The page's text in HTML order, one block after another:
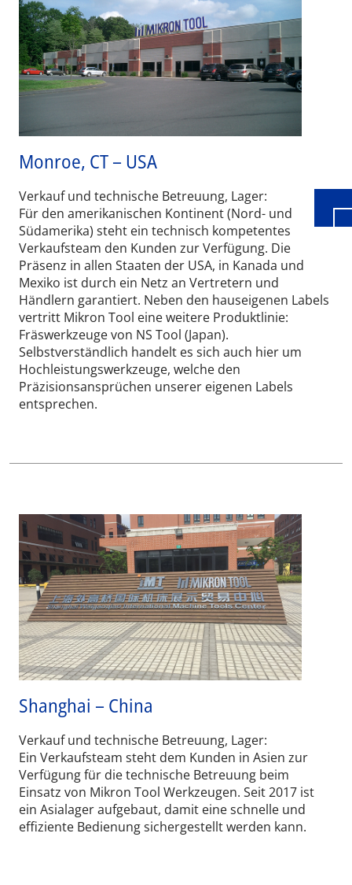
Monroe, CT – USA
Verkauf und technische Betreuung, Lager:
Für den amerikanischen Kontinent (Nord- und
Südamerika) steht ein technisch kompetentes
Verkaufsteam den Kunden zur Verfügung. Die
Präsenz in allen Staaten der USA, in Kanada und
Mexiko ist durch ein Netz an Vertretern und
Händlern garantiert. Neben den hauseigenen Labels
vertritt Mikron Tool eine weitere Produktlinie:
Fräswerkzeuge von NS Tool (Japan).
Selbstverständlich handelt es sich auch hier um
Hochleistungswerkzeuge, welche den
Präzisionsansprüchen unserer eigenen Labels
entsprechen.
Shanghai – China
Verkauf und technische Betreuung, Lager:
Ein Verkaufsteam steht dem Kunden in Asien zur
Verfügung für die technische Betreuung beim
Einsatz von Mikron Tool Werkzeugen. Seit 2017 ist
ein Asialager aufgebaut, damit eine schnelle und
effiziente Bedienung sichergestellt werden kann.